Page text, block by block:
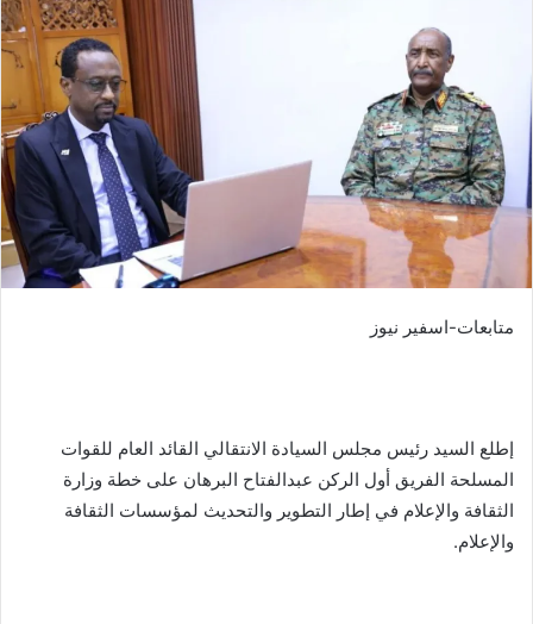
متابعات-اسفير نيوز
إطلع السيد رئيس مجلس السيادة الانتقالي القائد العام للقوات
المسلحة الفريق أول الركن عبدالفتاح البرهان على خطة وزارة
الثقافة والإعلام في إطار التطوير والتحديث لمؤسسات الثقافة
والإعلام.